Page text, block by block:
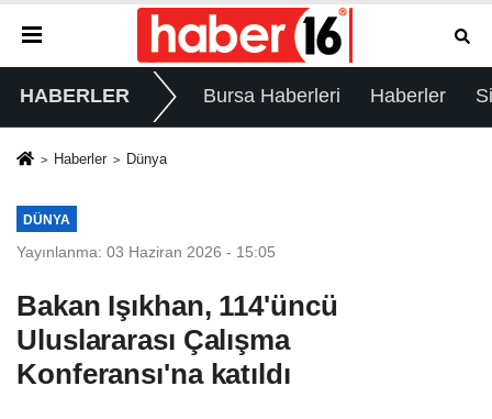
HABERLER Bursa Haberleri Haberler
Haberler Dünya
DÜNYA
Yayınlanma: 03 Haziran 2026 - 15:05
Bakan Işıkhan, 114'üncü
Uluslararası Çalışma
Konferansı'na katıldı